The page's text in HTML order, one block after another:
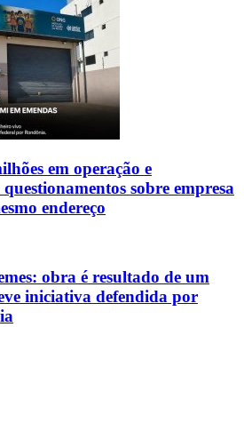
em operação e
sobre empresa
endereço
obra é resultado de um
iniciativa defendida por